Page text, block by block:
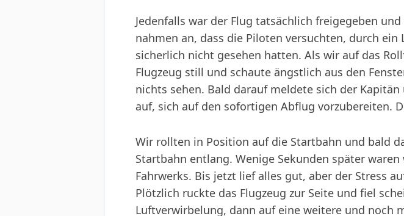
Jedenfalls war der Flug tatsächlich freigegeben
nahmen an, dass die Piloten versuchten, durch
sicherlich nicht gesehen hatten. Als wir auf das
Flugzeug still und schaute ängstlich aus den
nichts sehen. Bald darauf meldete sich der
auf, sich auf den sofortigen Abflug vorzubereiten.
Wir rollten in Position auf die Startbahn und bald
Startbahn entlang. Wenige Sekunden später
Fahrwerks. Bis jetzt lief alles gut, aber der Stress
Plötzlich ruckte das Flugzeug zur Seite und fiel
Luftverwirbelung, dann auf eine weitere und noch